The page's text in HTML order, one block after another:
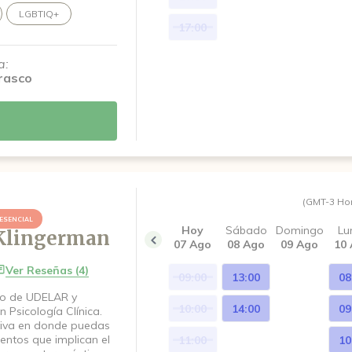
más auténtica.
LGBTIQ+
Ver Reseñas (4)
de UDELAR y
Psicología Clínica.
en donde puedas
que implican el
(GMT-3
Hoy
07 Ago
Sábado
08 Ago
13:00
14:00
Domingo
09 Ago
10